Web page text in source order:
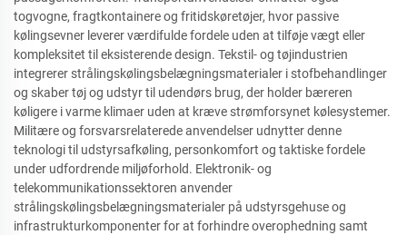
togvogne, fragtkontainere og fritidskøretøjer, hvor passive
kølingsevner leverer værdifulde fordele uden at tilføje vægt eller
kompleksitet til eksisterende design. Tekstil- og tøjindustrien
integrerer strålingskølingsbelægningsmaterialer i stofbehandlinger
og skaber tøj og udstyr til udendørs brug, der holder bæreren
køligere i varme klimaer uden at kræve strømforsynet kølesystemer.
Militære og forsvarsrelaterede anvendelser udnytter denne
teknologi til udstyrsafkøling, personkomfort og taktiske fordele
under udfordrende miljøforhold. Elektronik- og
telekommunikationssektoren anvender
strålingskølingsbelægningsmaterialer på udstyrsgehuse og
infrastrukturkomponenter for at forhindre overophedning samt